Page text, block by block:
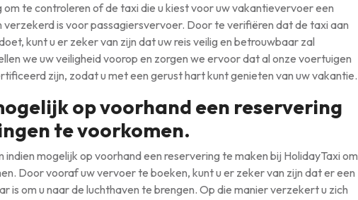
om te controleren of de taxi die u kiest voor uw vakantievervoer een
verzekerd is voor passagiersvervoer. Door te verifiëren dat de taxi aan
kunt u er zeker van zijn dat uw reis veilig en betrouwbaar zal
we uw veiligheid voorop en zorgen we ervoor dat al onze voertuigen
zijn, zodat u met een gerust hart kunt genieten van uw vakantie.
op voorhand een reservering
te voorkomen.
indien mogelijk op voorhand een reservering te maken bij HolidayTaxi om
Door vooraf uw vervoer te boeken, kunt u er zeker van zijn dat er een
is om u naar de luchthaven te brengen. Op die manier verzekert u zich